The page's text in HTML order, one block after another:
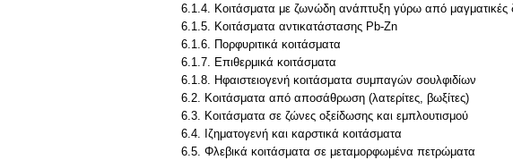
6.1.4. Κοιτάσματα με ζωνώδη ανάπτυξη γύρω από μαγματικές
6.1.5. Κοιτάσματα αντικατάστασης Pb-Zn
6.1.6. Πορφυριτικά κοιτάσματα
6.1.7. Επιθερμικά κοιτάσματα
6.1.8. Ηφαιστειoγενή κοιτάσματα συμπαγών σουλφιδίων
6.2. Κοιτάσματα από αποσάθρωση (λατερίτες, βωξίτες)
6.3. Κοιτάσματα σε ζώνες οξείδωσης και εμπλουτισμού
6.4. Ιζηματογενή και καρστικά κοιτάσματα
6.5. Φλεβικά κοιτάσματα σε μεταμορφωμένα πετρώματα